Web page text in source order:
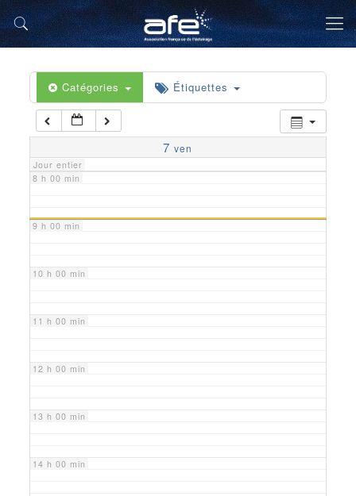
Catégories Étiquettes
7 ven
Jour entier
5 h 00 min
6 h 00 min
7 h 00 min
8 h 00 min
9 h 00 min
10 h 00 min
11 h 00 min
12 h 00 min
13 h 00 min
14 h 00 min